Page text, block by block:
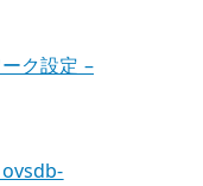
ク設定 –